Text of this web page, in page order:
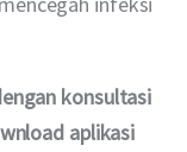
konsultasi
aplikasi